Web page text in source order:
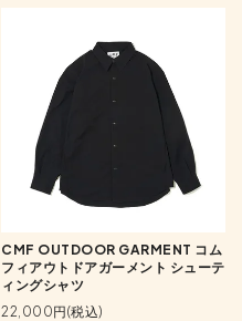
CMF OUTDOOR GARMENT コム
フィアウトドアガーメント シューテ
ィングシャツ
22,000円(税込)